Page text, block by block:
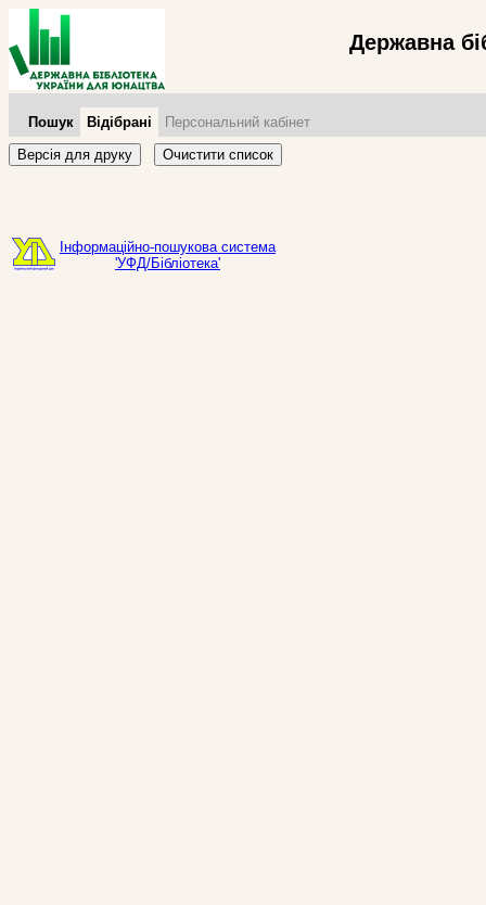
Державна
Пошук Відібрані
Персональний кабінет
Версія для друку
Очистити список
Інформаційно-пошукова система
'УФД/Бібліотека'